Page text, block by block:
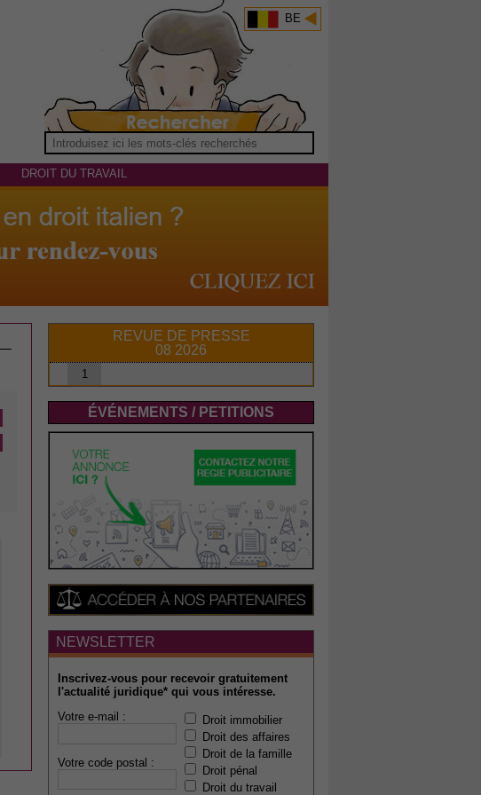
BE
DROIT DU TRAVAIL
REVUE DE PRESSE
08 2026
1
ÉVÉNEMENTS / PETITIONS
NEWSLETTER
Inscrivez-vous pour recevoir gratuitement
l'actualité juridique* qui vous intéresse.
Votre e-mail :
Votre code postal :
Droit immobilier
Droit des affaires
Droit de la famille
Droit pénal
Droit du travail